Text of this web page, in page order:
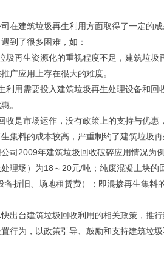
筑垃圾再生利用方面取得了一定的成
到了很多困难，如：
生资源化的重视程度不足，建筑垃圾
广应用上存在很大的难度。
需要投入建筑垃圾再生处理设备和回
。
市场运作，没有政策上的支持与优惠
集料的成本较高，严重制约了建筑垃圾
年建筑垃圾回收破碎应用情况为例
理场）为18～20元/吨；纯废混凝土块
备折旧、场地租赁费）；即混掺再生集料
建筑垃圾回收利用的相关政策，推行
行为，以政策引导、鼓励和支持建筑垃